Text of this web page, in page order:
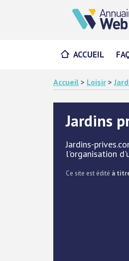
ACCUEIL
Accueil > Loisir >
Jardins
Jardins-
l'organisation
Ce site est édité à